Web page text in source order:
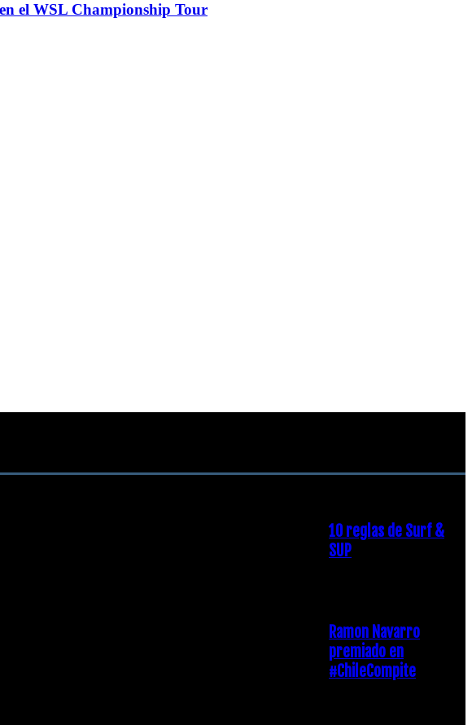
el WSL Championship Tour
10 reglas de Surf &
SUP
Ramon Navarro
premiado en
#ChileCompite